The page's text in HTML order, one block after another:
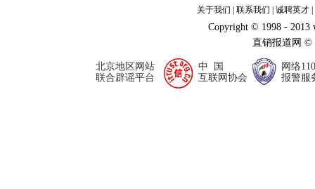
关于我们 联系我们 诚聘英才
Copyright © 1998 - 2013
直销报道网
北京地区网站
联合辟谣平台
中 国
互联网协会
网络110
报警服